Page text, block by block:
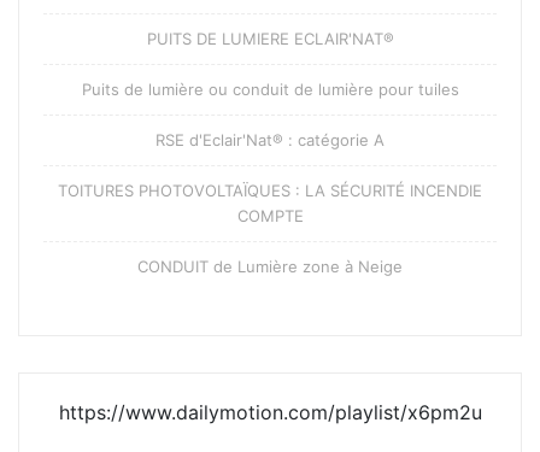
PUITS DE LUMIERE ECLAIR'NAT®
Puits de lumière ou conduit de lumière pour tuiles
RSE d'Eclair'Nat® : catégorie A
TOITURES PHOTOVOLTAÏQUES : LA SÉCURITÉ INCENDIE
COMPTE
CONDUIT de Lumière zone à Neige
https://www.dailymotion.com/playlist/x6pm2u